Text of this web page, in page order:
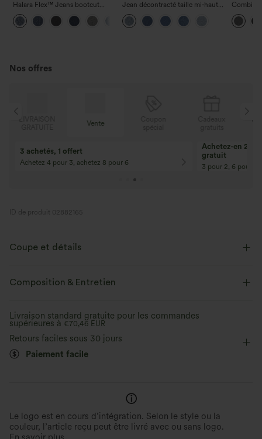
Halara Flex™ Jeans bootcut
décontractés taille haute, effet
délavé, avec poches
Jean décontracté taille mi‑haute,
à cordon de serrage, avec
poches
chinée à
fronces
poches
Nos offres
Coupon
spécial
3 achetés, 1 offert
Achetez 4 pour 3, achetez 8 pour 6
Achetez-en 2,
gratuit
3 pour 2, 6 pour 4,
ID de produit 02882165
Coupe et détails
Taille plate Braguette zippée
Élasticité quatre directions
Composition & Entretien
Livraison standard gratuite pour les commandes
supérieures à €70,46 EUR
Retours faciles sous 30 jours
Paiement facile
Le logo est en cours d’intégration. Selon le style ou la
couleur, l’article reçu peut être livré avec ou sans logo.